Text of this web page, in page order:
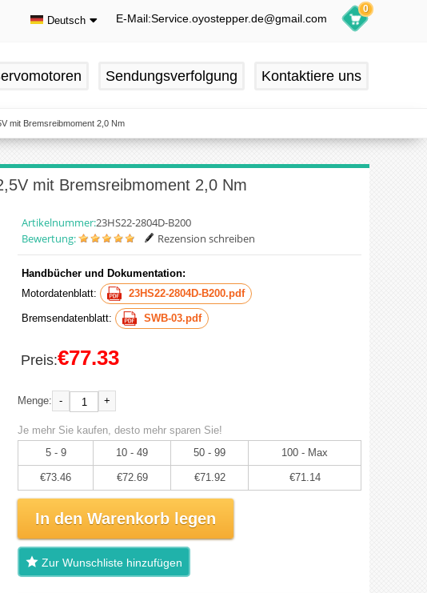
Deutsch
Deutsch
Español
E-Mail:Service.oyostepper.de@gmail.com
0
Sendungsverfolgung Kontaktiere uns
mit Bremsreibmoment 2,0 Nm
mit Bremsreibmoment 2,0 Nm
Artikelnummer:23HS22-2804D-B200
Bewertung:
Rezension schreiben
Handbücher und Dokumentation:
Motordatenblatt:
23HS22-2804D-B200.pdf
Bremsendatenblatt: SWB-03.pdf
Preis:€77.33
Menge: - +
Je mehr Sie kaufen, desto mehr sparen Sie!
5 - 9
10 - 49 50 - 99 100 - Max
€73.46 €72.69 €71.92 €71.14
In den Warenkorb legen
Zur Wunschliste hinzufügen